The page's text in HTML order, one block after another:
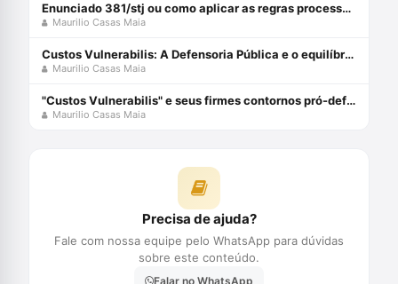
Enunciado 381/stj ou como aplicar as regras processuais contra o consumidor
Maurilio Casas Maia
Custos Vulnerabilis: A Defensoria Pública e o equilíbrio nas relações político-jurídicas dos vulneráveis Capa dura 1 janeiro 2019
Maurilio Casas Maia
"Custos Vulnerabilis" e seus firmes contornos pró-defesa penal
Maurilio Casas Maia
Precisa de ajuda?
Fale com nossa equipe pelo WhatsApp para dúvidas
sobre este conteúdo.
Falar no WhatsApp